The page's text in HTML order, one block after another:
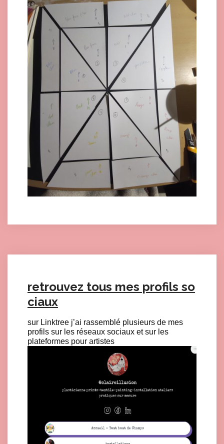
retrouvez tous mes profils so
ciaux
sur Linktree j’ai rassemblé plusieurs de mes
profils sur les réseaux sociaux et sur les
plateformes pour artistes